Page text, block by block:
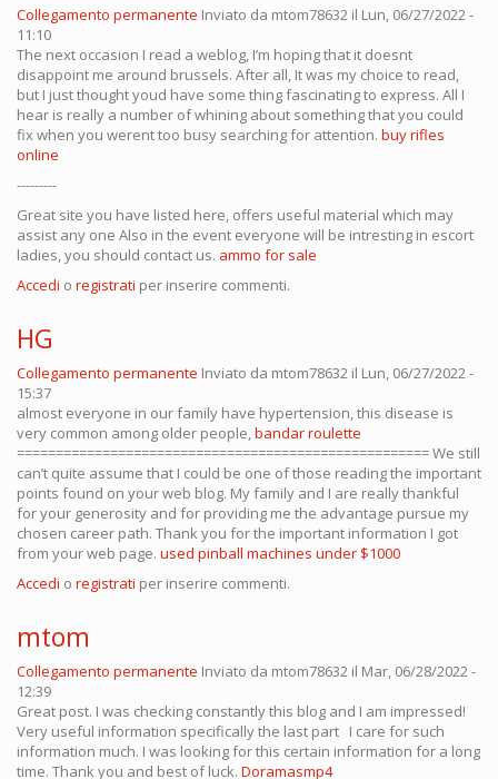
Collegamento permanente Inviato da mtom78632 il Lun, 06/27/2022 -
11:10
The next occasion I read a weblog, I’m hoping that it doesnt
disappoint me around brussels. After all, It was my choice to read,
but I just thought youd have some thing fascinating to express. All I
hear is really a number of whining about something that you could
fix when you werent too busy searching for attention. buy rifles
online
---------
Great site you have listed here, offers useful material which may
assist any one Also in the event everyone will be intresting in escort
ladies, you should contact us. ammo for sale
Accedi o registrati per inserire commenti.
HG
Collegamento permanente Inviato da mtom78632 il Lun, 06/27/2022 -
15:37
almost everyone in our family have hypertension, this disease is
very common among older people,bandar roulette
===================================================== We still
can’t quite assume that I could be one of those reading the important
points found on your web blog. My family and I are really thankful
for your generosity and for providing me the advantage pursue my
chosen career path. Thank you for the important information I got
from your web page. used pinball machines under $1000
Accedi o registrati per inserire commenti.
mtom
Collegamento permanente Inviato da mtom78632 il Mar, 06/28/2022 -
12:39
Great post. I was checking constantly this blog and I am impressed!
Very useful information specifically the last part I care for such
information much. I was looking for this certain information for a long
time. Thank you and best of luck. Doramasmp4